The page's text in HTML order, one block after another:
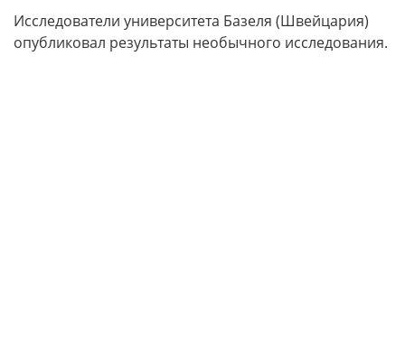
Исследователи университета Базеля (Швейцария)
опубликовал результаты необычного исследования.